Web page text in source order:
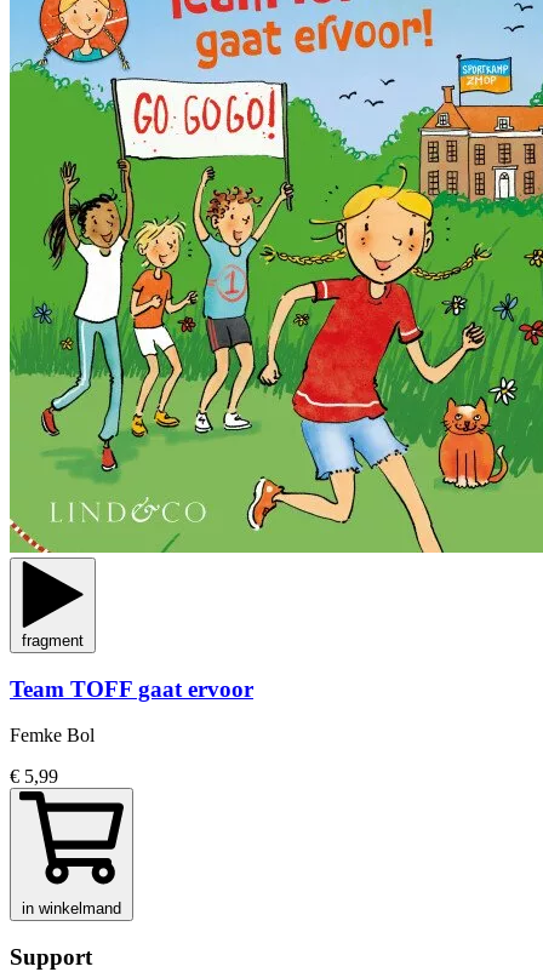
fragment
Team TOFF gaat ervoor
Femke Bol
€ 5,99
in winkelmand
Support